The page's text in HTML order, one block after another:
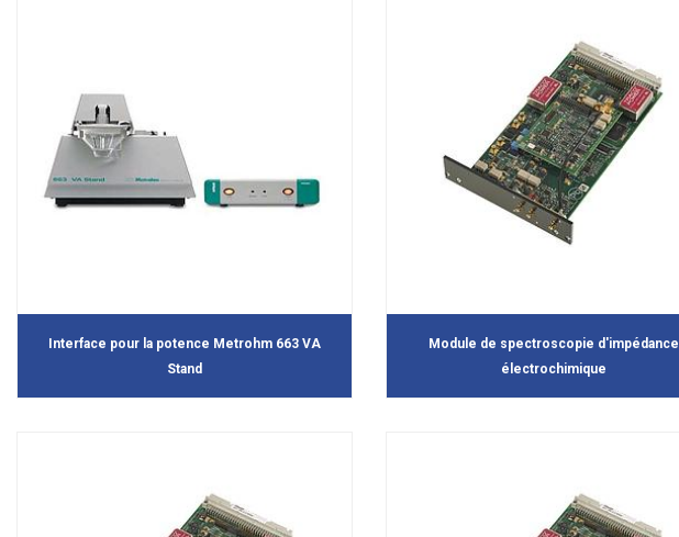
Interface pour la potence Metrohm 663 VA
Stand
Module de spectroscopie d'impédance
électrochimique